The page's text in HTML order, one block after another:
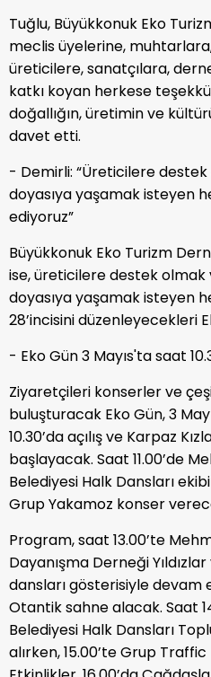
Tuğlu, Büyükkonuk Eko
meclis üyelerine,
üreticilere, sanatçılara,
katkı koyan herkese
doğallığın, üretimin ve
davet etti.
- Demirli: “Üreticilere destek
doyasıya yaşamak isteyen
ediyoruz”
Büyükkonuk Eko Turizm
ise, üreticilere destek olmak
doyasıya yaşamak isteyen
28’incisini düzenleyecekleri
- Eko Gün 3 Mayıs'ta saat
Ziyaretçileri konserler ve
buluşturacak Eko Gün, 3
10.30’da açılış ve Karpaz
başlayacak. Saat 11.00’de
Belediyesi Halk Dansları
Grup Yakamoz konser
Program, saat 13.00’te
Dayanışma Derneği
dansları gösterisiyle devam
Otantik sahne alacak. Saat
Belediyesi Halk Dansları
alırken, 15.00’te Grup